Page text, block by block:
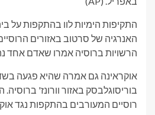
התקיפות הימיות לוו בהתקפות על
האנרגיה של סרטוב באזורים
הרשויות ברוסיה אמרו שאדם אחד
אוקראינה גם אמרה שהיא פגעה
בוריסוגלבסק באזור וורונז'
רוסיים המעורבים בהתקפות נגד